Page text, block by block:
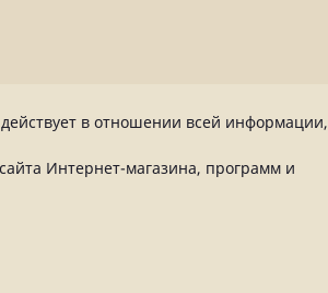
в отношении всей информации,
Интернет-магазина, программ и